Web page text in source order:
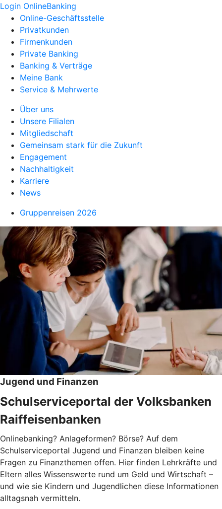
Login OnlineBanking
Online-Geschäftsstelle
Privatkunden
Firmenkunden
Private Banking
Banking & Verträge
Meine Bank
Service & Mehrwerte
Über uns
Unsere Filialen
Mitgliedschaft
Gemeinsam stark für die Zukunft
Engagement
Nachhaltigkeit
Karriere
News
Gruppenreisen 2026
Jugend und Finanzen
Schulserviceportal der Volksbanken
Raiffeisenbanken
Onlinebanking? Anlageformen? Börse? Auf dem
Schulserviceportal Jugend und Finanzen bleiben keine
Fragen zu Finanzthemen offen. Hier finden Lehrkräfte und
Eltern alles Wissenswerte rund um Geld und Wirtschaft –
und wie sie Kindern und Jugendlichen diese Informationen
alltagsnah vermitteln.